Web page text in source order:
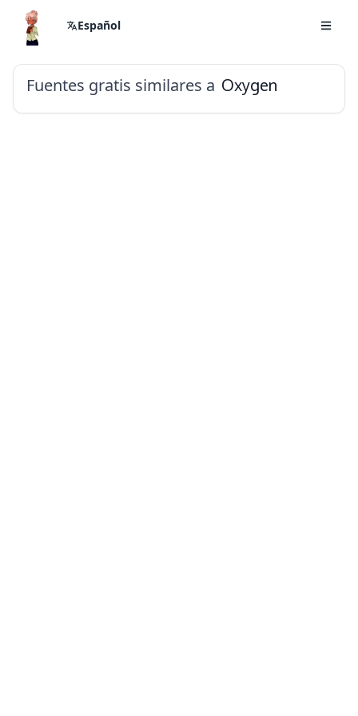
Español
Fuentes gratis similares a Oxygen